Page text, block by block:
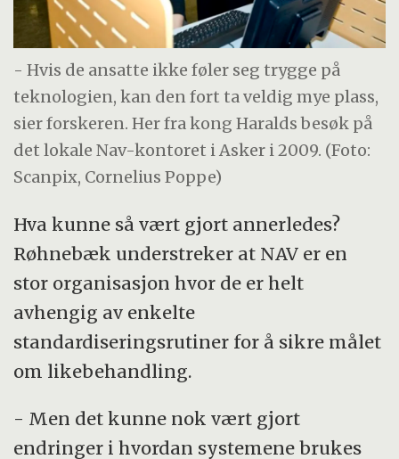
- Hvis de ansatte ikke føler seg trygge på
teknologien, kan den fort ta veldig mye plass,
sier forskeren. Her fra kong Haralds besøk på
det lokale Nav-kontoret i Asker i 2009. (Foto:
Scanpix, Cornelius Poppe)
Hva kunne så vært gjort annerledes?
Røhnebæk understreker at NAV er en
stor organisasjon hvor de er helt
avhengig av enkelte
standardiseringsrutiner for å sikre målet
om likebehandling.
- Men det kunne nok vært gjort
endringer i hvordan systemene brukes